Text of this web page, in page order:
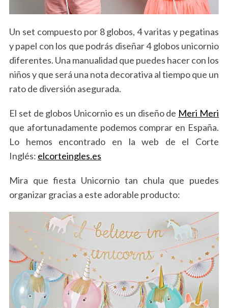
Un set compuesto por 8 globos, 4 varitas y pegatinas
y papel con los que podrás diseñar 4 globos unicornio
diferentes. Una manualidad que puedes hacer con los
niños y que será una nota decorativa al tiempo que un
rato de diversión asegurada.
El set de globos Unicornio es un diseño de Meri Meri
que afortunadamente podemos comprar en España.
Lo hemos encontrado en la web de el Corte
Inglés: elcorteingles.es
Mira que fiesta Unicornio tan chula que puedes
organizar gracias a este adorable producto: